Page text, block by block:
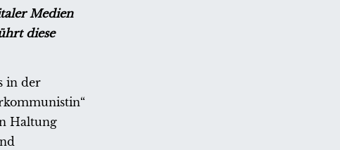
Medien
diese
in der
Haltung